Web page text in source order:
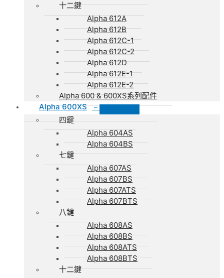
十二鍵
Alpha 612A
Alpha 612B
Alpha 612C-1
Alpha 612C-2
Alpha 612D
Alpha 612E-1
Alpha 612E-2
Alpha 600 & 600XS系列配件
Alpha 600XS
–
四鍵
Alpha 604AS
Alpha 604BS
七鍵
Alpha 607AS
Alpha 607BS
Alpha 607ATS
Alpha 607BTS
八鍵
Alpha 608AS
Alpha 608BS
Alpha 608ATS
Alpha 608BTS
十二鍵